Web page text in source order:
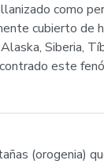
como
cubierto de
Siberia,
este
(orogenia)